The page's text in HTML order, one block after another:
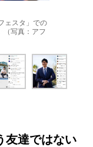
ェスタ」での
（写真：アフ
友達ではない